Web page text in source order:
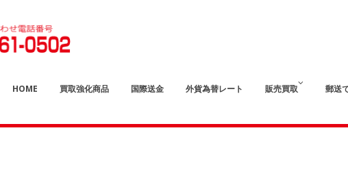
HOME 買取強化商品 国際送金 外貨為替レート 販売買取 郵送